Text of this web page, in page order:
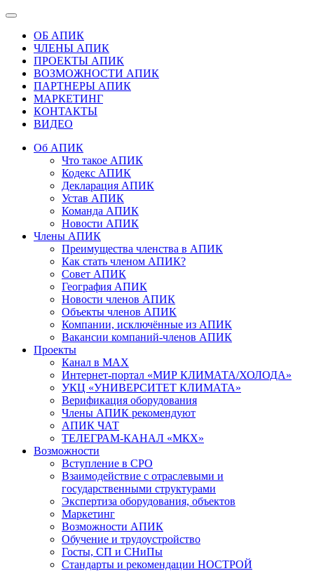
ОБ АПИК
ЧЛЕНЫ АПИК
ПРОЕКТЫ АПИК
ВОЗМОЖНОСТИ АПИК
ПАРТНЕРЫ АПИК
МАРКЕТИНГ
КОНТАКТЫ
ВИДЕО
Об АПИК
Что такое АПИК
Кодекс АПИК
Декларация АПИК
Устав АПИК
Команда АПИК
Новости АПИК
Члены АПИК
Преимущества членства в АПИК
Как стать членом АПИК?
Совет АПИК
География АПИК
Новости членов АПИК
Объекты членов АПИК
Компании, исключённые из АПИК
Вакансии компаний-членов АПИК
Проекты
Канал в MAX
Интернет-портал «МИР КЛИМАТА/ХОЛОДА»
УКЦ «УНИВЕРСИТЕТ КЛИМАТА»
Верификация оборудования
Члены АПИК рекомендуют
АПИК ЧАТ
ТЕЛЕГРАМ-КАНАЛ «МКХ»
Возможности
Вступление в СРО
Взаимодействие с отраслевыми и
государственными структурами
Экспертиза оборудования, объектов
Маркетинг
Возможности АПИК
Обучение и трудоустройство
Госты, СП и СНиПы
Стандарты и рекомендации НОСТРОЙ